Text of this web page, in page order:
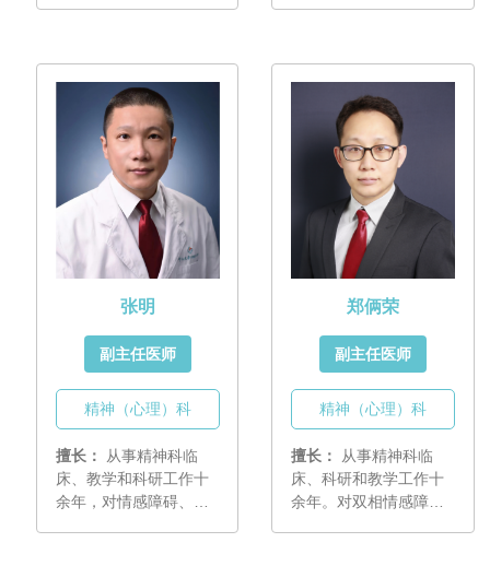
心理治疗。
证行为治疗（DBT），
擅长青少年情绪障碍的
人际心理治疗（IPT-
A）。研究方向为行为医
学、青少年情绪障碍
张明
副主任医师
精神（心理）科
擅长：
从事精神科临
床、教学和科研工作十
余年，对情感障碍、认
郑俩荣
副主任医师
精神（心理）科
擅长：
从事精神科临
床、科研和教学工作十
余年。对双相情感障